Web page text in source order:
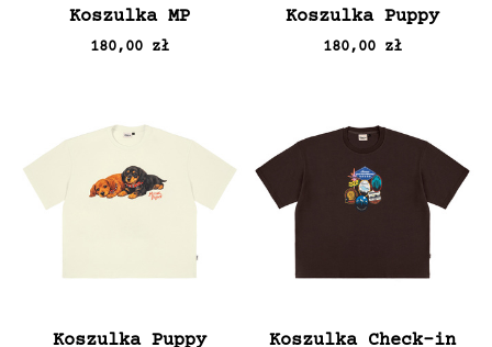
Koszulka MP
180,00 zł
Koszulka Puppy
180,00 zł
Koszulka Puppy Koszulka Check-in